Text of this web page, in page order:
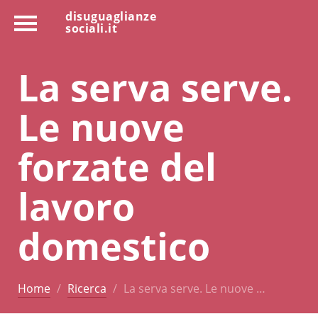
disuguaglianze
sociali.it
La serva serve.
Le nuove
forzate del
lavoro
domestico
Home Ricerca La serva serve. Le nuove …